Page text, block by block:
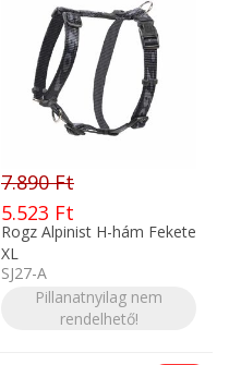
7.890 Ft
5.523 Ft
Rogz Alpinist H-hám Fekete
XL
SJ27-A
Pillanatnyilag nem
rendelhető!